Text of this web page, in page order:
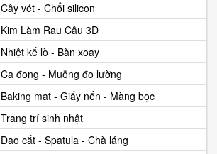
Cây vét - Chổi silicon
Kim Làm Rau Câu 3D
Nhiệt kế lò - Bàn xoay
Ca đong - Muỗng đo lường
Baking mat - Giấy nến - Màng bọc
Trang trí sinh nhật
Dao cắt - Spatula - Chà láng